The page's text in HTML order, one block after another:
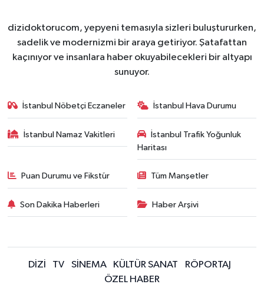
dizidoktorucom, yepyeni temasıyla sizleri buluştururken,
sadelik ve modernizmi bir araya getiriyor. Şatafattan
kaçınıyor ve insanlara haber okuyabilecekleri bir altyapı
sunuyor.
İstanbul Nöbetçi Eczaneler İstanbul Hava Durumu
İstanbul Namaz Vakitleri
İstanbul Trafik Yoğunluk
Haritası
Puan Durumu ve Fikstür Tüm Manşetler
Son Dakika Haberleri Haber Arşivi
DİZİ TV SİNEMA KÜLTÜR SANAT
RÖPORTAJ
ÖZEL HABER